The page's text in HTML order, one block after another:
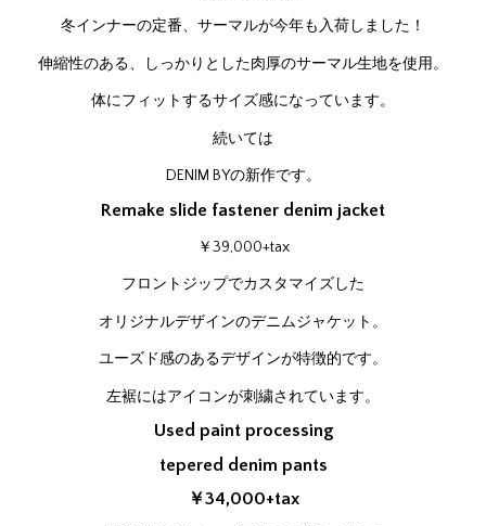
冬インナーの定番、サーマルが今年も入荷しました！
伸縮性のある、しっかりとした肉厚のサーマル生地を使用。
体にフィットするサイズ感になっています。
続いては
DENIM BYの新作です。
Remake slide fastener denim jacket
￥39,000+tax
フロントジップでカスタマイズした
オリジナルデザインのデニムジャケット。
ユーズド感のあるデザインが特徴的です。
左裾にはアイコンが刺繍されています。
Used paint processing
tepered denim pants
￥34,000+tax